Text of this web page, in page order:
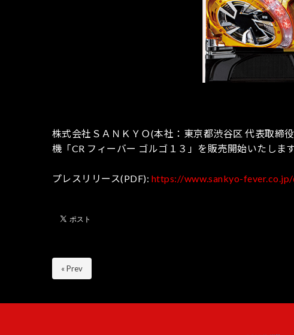
株式会社ＳＡＮＫＹＯ(本社：東京都渋谷区 代表取締
機「CR フィーバー ゴルゴ１３」を販売開始いたします
プレスリリース(PDF): https://www.sankyo-
« Prev